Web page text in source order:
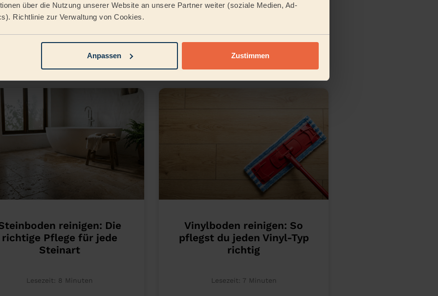
über die Nutzung unserer Website an unsere Partner weiter (soziale Medien, Ad-
Richtlinie zur Verwaltung von Cookies.
Anpassen Zustimmen
Regal. Staubwischen gehört zu den
Aufgaben im Haushalt, die sich nie
schon leuchtet ein knallgelber Fleck auf
24. Juni 2026
reinigen: Die
richtige Pflege für jede
Steinart
Lesezeit: 8 Minuten
Vinylboden reinigen: So
pflegst du jeden Vinyl-Typ
richtig
Lesezeit: 7 Minuten